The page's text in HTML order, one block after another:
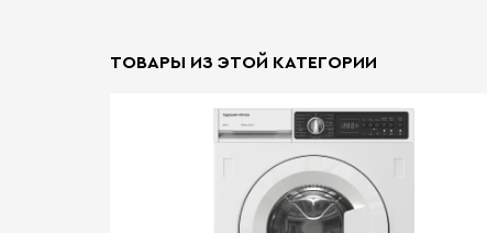
ТОВАРЫ ИЗ ЭТОЙ КАТЕГОРИИ